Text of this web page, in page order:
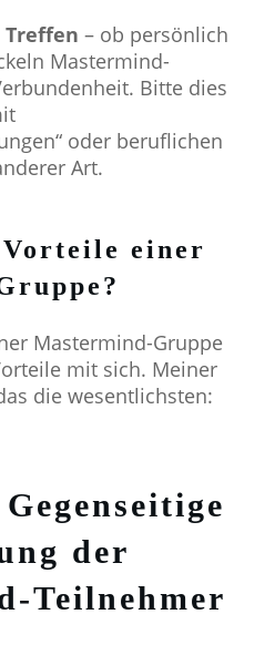
– ob persönlich
Mastermind-
Bitte dies
oder beruflichen
Art.
einer
Mastermind-Gruppe
mit sich. Meiner
die wesentlichsten:
der
Teilnehmer